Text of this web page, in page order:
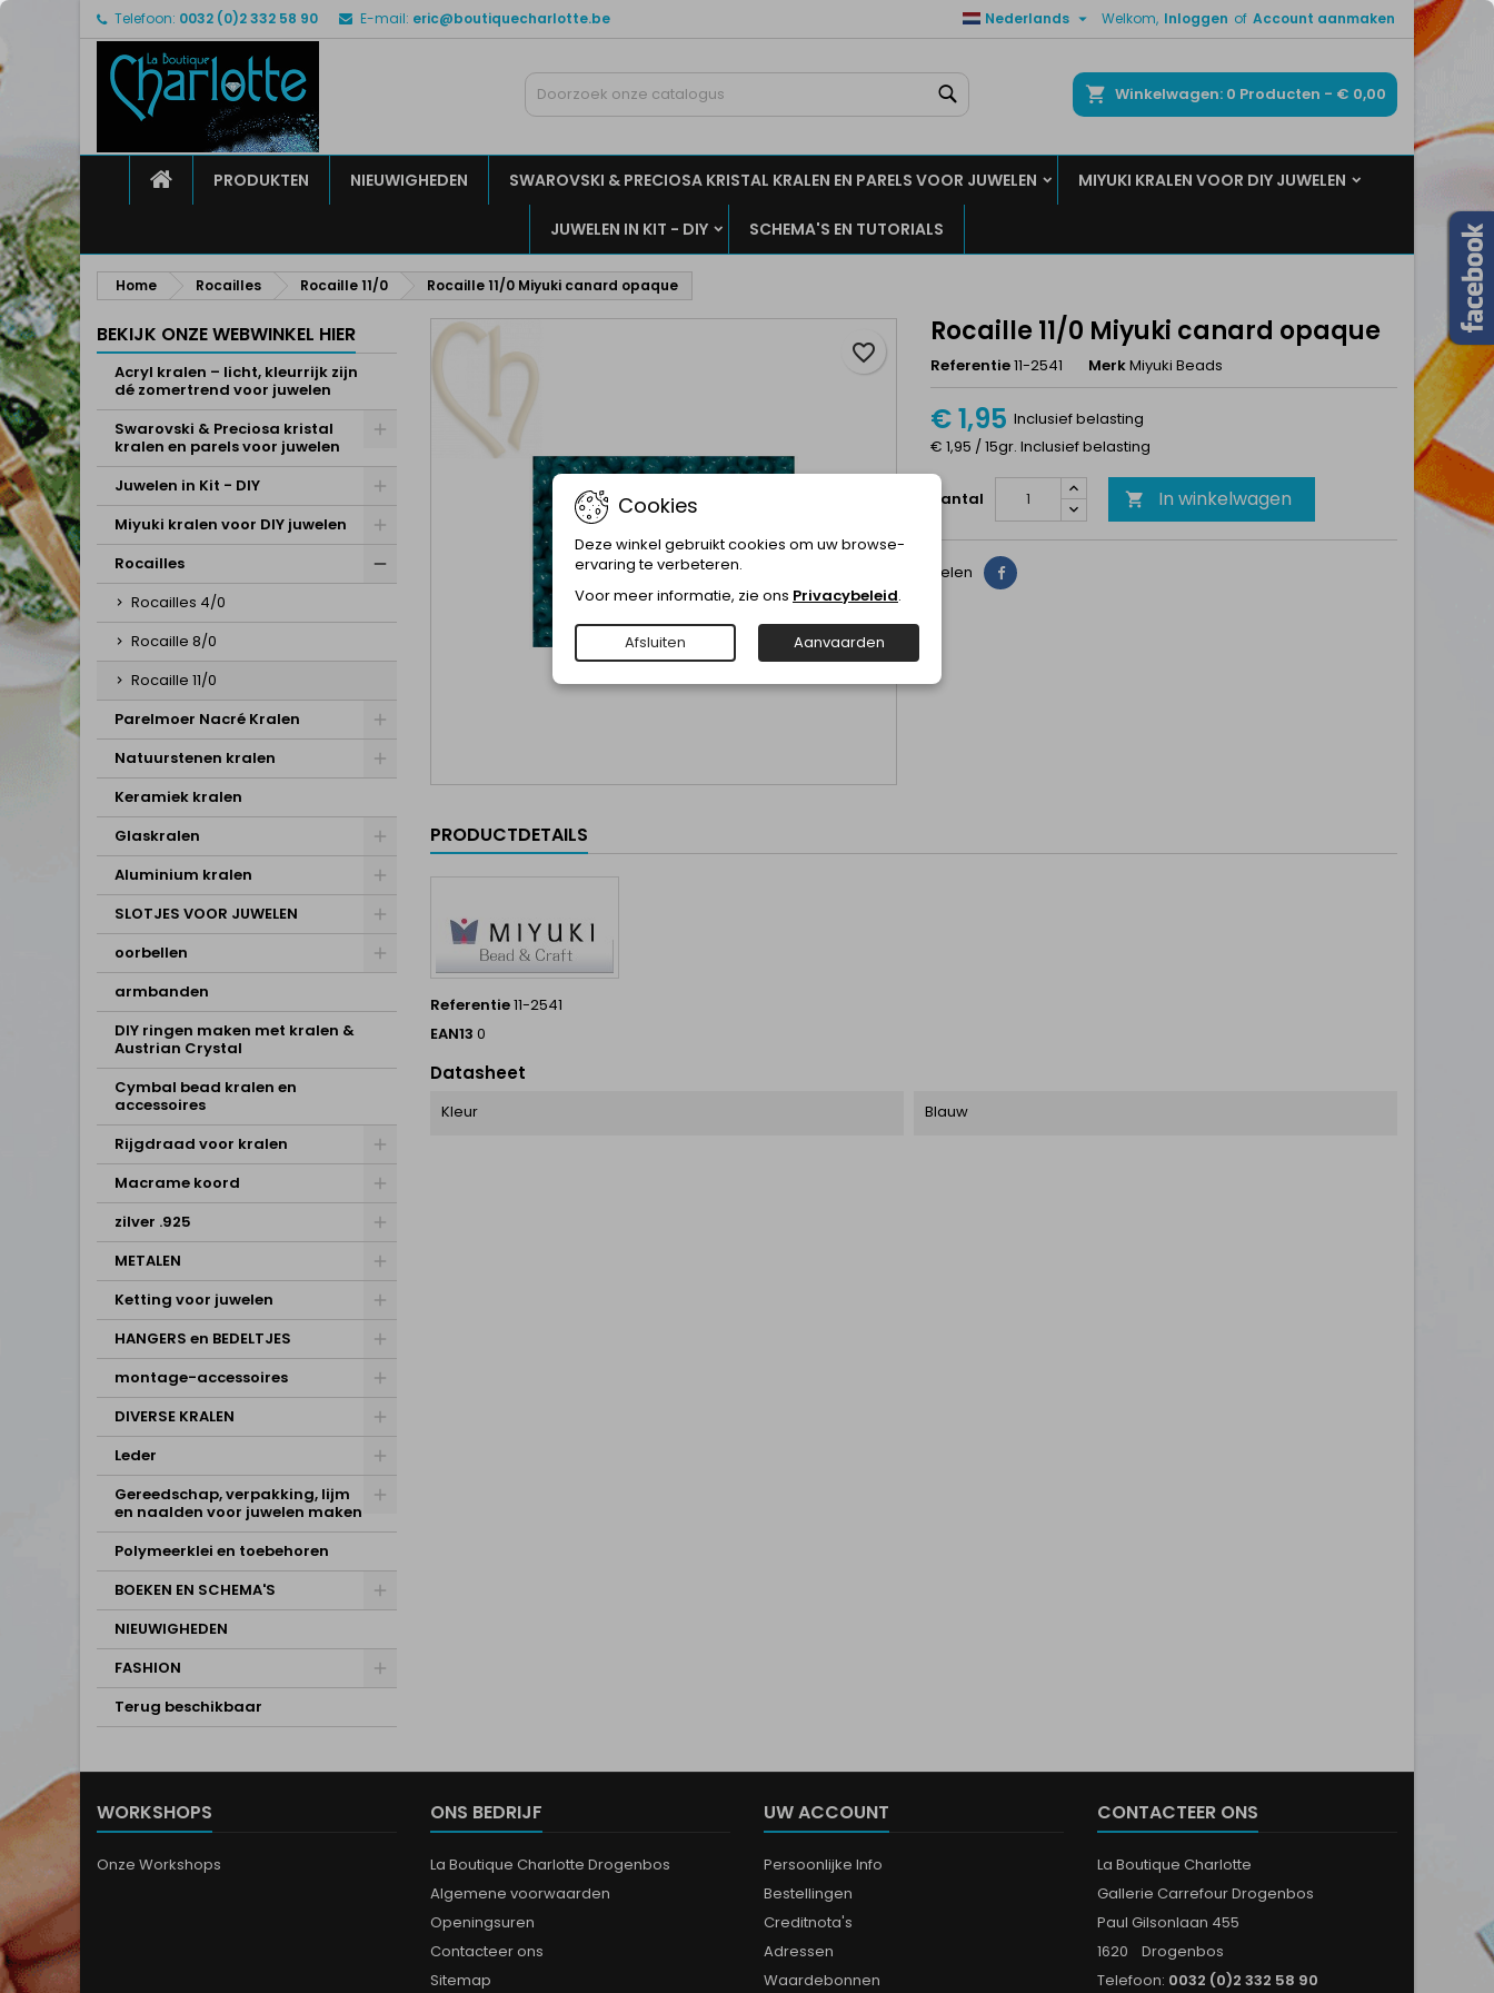
Telefoon: 0032 (0)2 332 58 90 E-mail: eric@boutiquecharlotte.be Welkom, Inloggen of Account aanmaken
Nederlands 
Winkelwagen 0 Producten - € 0,00
HOMEPRODUKTEN NIEUWIGHEDEN SWAROVSKI & PRECIOSA KRISTAL KRALEN EN PARELS VOOR JUWELEN MIYUKI KRALEN VOOR DIY JUWELEN
JUWELEN IN KIT - DIY SCHEMA'S EN TUTORIALS
Home Rocailles Rocaille 11/0 Rocaille 11/0 Miyuki canard opaque
BEKIJK ONZE WEBWINKEL HIER
Acryl kralen – licht, kleurrijk zijn
dé zomertrend voor juwelen
Swarovski & Preciosa kristal
kralen en parels voor juwelen
Juwelen in Kit - DIY
Miyuki kralen voor DIY juwelen
Rocailles
Rocailles 4/0
Rocaille 8/0
Rocaille 11/0
Parelmoer Nacré Kralen
Natuurstenen kralen
Keramiek kralen
Glaskralen
Aluminium kralen
SLOTJES VOOR JUWELEN
oorbellen
armbanden
DIY ringen maken met kralen &
Austrian Crystal
Cymbal bead kralen en
accessoires
Rijgdraad voor kralen
Macrame koord
zilver .925
METALEN
Ketting voor juwelen
HANGERS en BEDELTJES
montage-accessoires
DIVERSE KRALEN
Leder
Gereedschap, verpakking, lijm
en naalden voor juwelen maken
Polymeerklei en toebehoren
BOEKEN EN SCHEMA'S
NIEUWIGHEDEN
FASHION
Terug beschikbaar
Rocaille 11/0 Miyuki canard opaque
Referentie11-2541 MerkMiyuki Beads
€ 1,95 Inclusief belasting
€ 1,95 / 15gr. Inclusief belasting
Aantal  In winkelwagen
favorite_border
Delen Delen
PRODUCTDETAILS
Referentie11-2541
EAN13 0
Datasheet
Kleur Blauw
WORKSHOPS
Onze Workshops
ONS BEDRIJF
La Boutique Charlotte Drogenbos
Algemene voorwaarden
Openingsuren
Contacteer ons
Sitemap
UW ACCOUNT
Persoonlijke Info
Bestellingen
Creditnota's
Adressen
Waardebonnen
CONTACTEER ONS
La Boutique Charlotte
Gallerie Carrefour Drogenbos
Paul Gilsonlaan 455
1620 Drogenbos
Telefoon: 0032 (0)2 332 58 90
Mijn verlanglijsten
Maak een lijst
Maak een verlanglijst
Inloggen
U moet ingelogd zijn om producten in uw verlanglijst op te slaan.
Annuleren Inloggen
Cookies
Deze winkel gebruikt cookies om uw browse-
ervaring te verbeteren.
Voor meer informatie, zie ons Privacybeleid.
Afsluiten Aanvaarden